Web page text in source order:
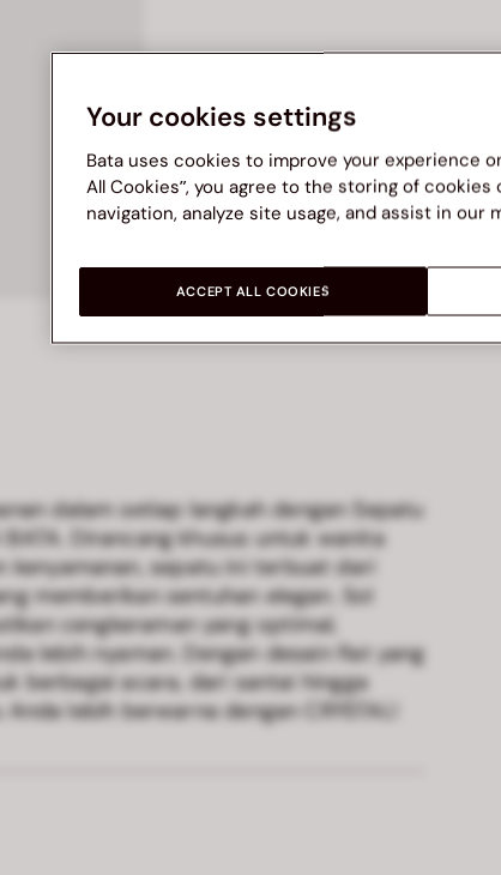
dalam setiap langkah dengan Sepatu
BATA. Dirancang khusus untuk wanita
kenyamanan, sepatu ini terbuat dari
memberikan sentuhan elegan. Sol
cengkeraman yang optimal,
lebih nyaman. Dengan desain flat yang
berbagai acara, dari santai hingga
lebih berwarna dengan CRYSTAL!
Your cookies settings
Bata uses cookies to improve your experience
All Cookies”, you agree to the storing of
navigation, analyze site usage, and assist in our
ACCEPT ALL COOKIES